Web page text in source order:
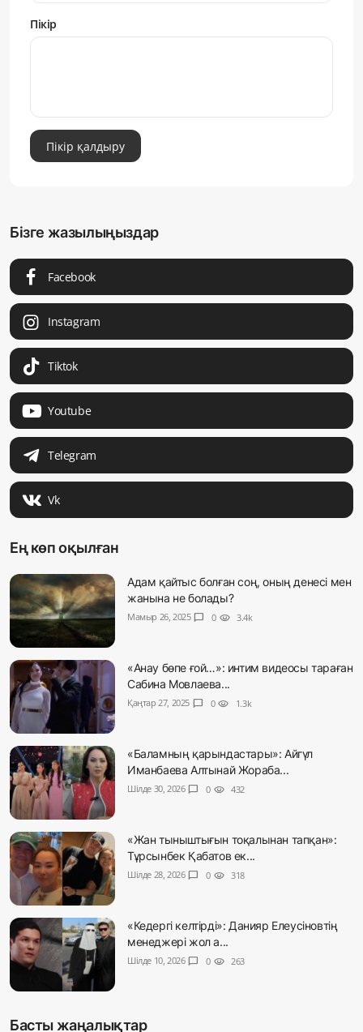
Пікір
Пікір қалдыру
Бізге жазылыңыздар
Facebook
Instagram
Tiktok
Youtube
Telegram
Vk
Ең көп оқылған
Адам қайтыс болған соң, оның денесі мен
жанына не болады?
Мамыр 26, 2025 chat_bubble 0 visibility 3.4k
«Анау бөпе ғой…»: интим видеосы тараған
Сабина Мовлаева...
Қаңтар 27, 2025 chat_bubble 0 visibility 1.3k
«Баламның қарындастары»: Айгүл
Иманбаева Алтынай Жораба...
Шілде 30, 2026 chat_bubble 0 visibility 432
«Жан тыныштығын тоқалынан тапқан»:
Тұрсынбек Қабатов ек...
Шілде 28, 2026 chat_bubble 0 visibility 318
«Кедергі келтірді»: Данияр Елеусіновтің
менеджері жол а...
Шілде 10, 2026 chat_bubble 0 visibility 263
Басты жаңалықтар